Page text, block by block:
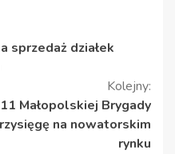
sprzedaż działek
Kolejny:
Małopolskiej Brygady
na nowatorskim
rynku